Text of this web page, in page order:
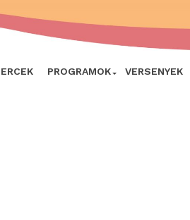
PROGRAMOK VERSENYEK